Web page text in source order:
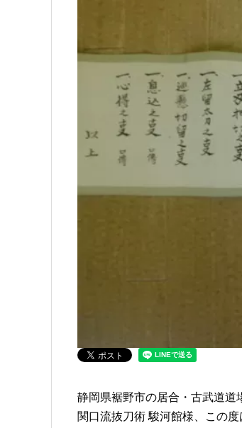
静岡県裾野市の居合・古武道道
関口流抜刀術 駿河館様、この